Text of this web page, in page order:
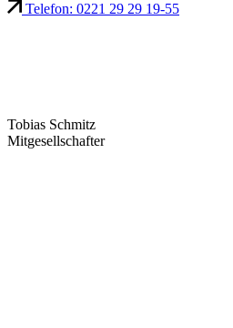
Telefon: 0221 29 29 19-55
Tobias Schmitz
Mitgesellschafter